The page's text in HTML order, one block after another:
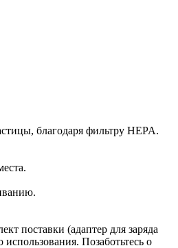
благодаря фильтру HEPA.
поставки (адаптер для заряда
Позаботьтесь о